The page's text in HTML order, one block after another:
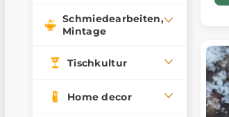
Schmiedearbeiten,
Mintage
Tischkultur
Home decor